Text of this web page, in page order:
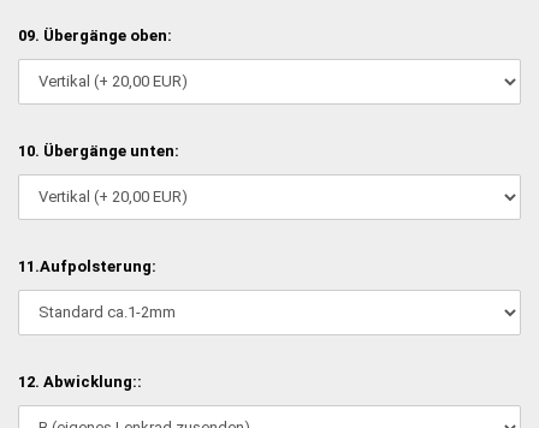
09. Übergänge oben:
10. Übergänge unten:
11.Aufpolsterung:
12. Abwicklung::